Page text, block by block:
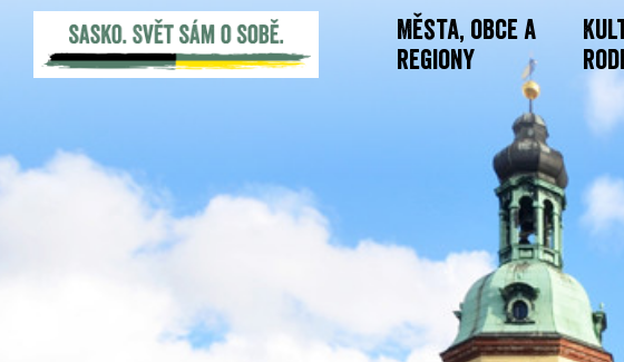
Města, obce a
regiony